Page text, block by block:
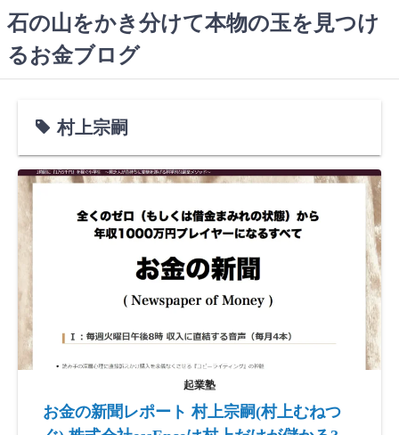
コ
ン
テ
石の山をかき分けて本物の玉を見つけ
るお金ブログ
村上宗嗣
起業塾
お金の新聞レポート 村上宗嗣(村上むねつ